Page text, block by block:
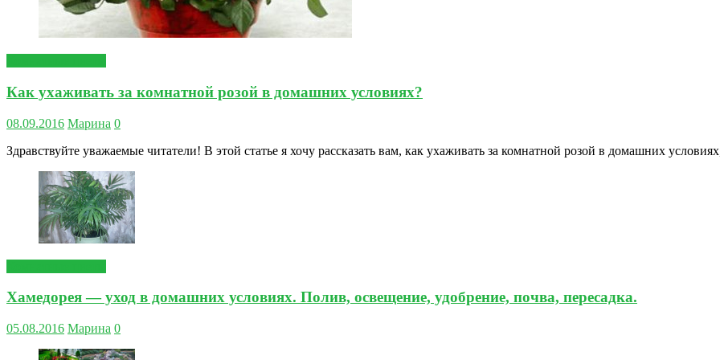
Как ухаживать за комнатной розой в домашних условиях?
08.09.2016 Марина 0
Здравствуйте уважаемые читатели! В этой статье я хочу рассказать вам, как ухаживать за комнатной розой в домашних
Хамедорея — уход в домашних условиях. Полив, освещение, удобрение, почва, пересадка.
05.08.2016 Марина 0